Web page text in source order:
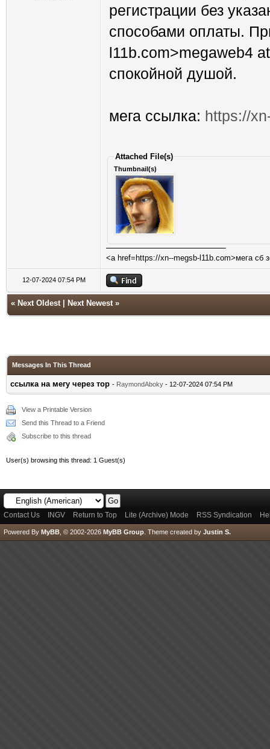
регистрации без
способами оплаты.
l11b.com>megaweb4
спокойной душой.
мега ссылка: https://
Attached File(s)
Thumbnail(s)
<a href=https://xn--megsb-l11b.com>мега сб
12-07-2024 07:54 PM
« Next Oldest Next Newest »
Messages In This Thread
ссылка на мегу через тор - RaymondAboky - 12-07-2024 07:54 PM
View a Printable Version
Send this Thread to a Friend
Subscribe to this thread
User(s) browsing this thread: 1 Guest(s)
Contact Us INGV Return to Top Lite (Archive) Mode RSS Syndication
Powered By MyBB , © 2002-2026 MyBB Group Theme created by Justin S.